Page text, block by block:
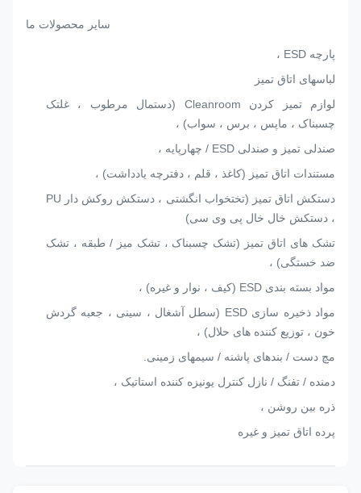
سایر محصولات ما
پارچه ESD ،
لباسهای اتاق تمیز
لوازم تمیز کردن Cleanroom (دستمال مرطوب ، غلتک
چسبناک ، ماپس ، برس ، سواب) ،
صندلی تمیز و صندلی ESD / چهارپایه ،
مستندات اتاق تمیز (کاغذ ، قلم ، دفترچه یادداشت) ،
دستکش اتاق تمیز (تختخواب انگشتی ، دستکش روکش دار PU
، دستکش خال خال پی وی سی)
تشک های اتاق تمیز (تشک چسبناک ، تشک میز / طبقه ، تشک
ضد خستگی) ،
مواد بسته بندی ESD (کیف ، نوار و غیره) ،
مواد ذخیره سازی ESD (سطل آشغال ، سینی ، جعبه گردش
خون ، توزیع کننده های حلال) ،
مچ دست / بندهای پاشنه / سیمهای زمینی.
دمنده / تفنگ / نازل کنترل یونیزه کننده استاتیک ،
ذره بین روشن ،
پرده اتاق تمیز و غیره